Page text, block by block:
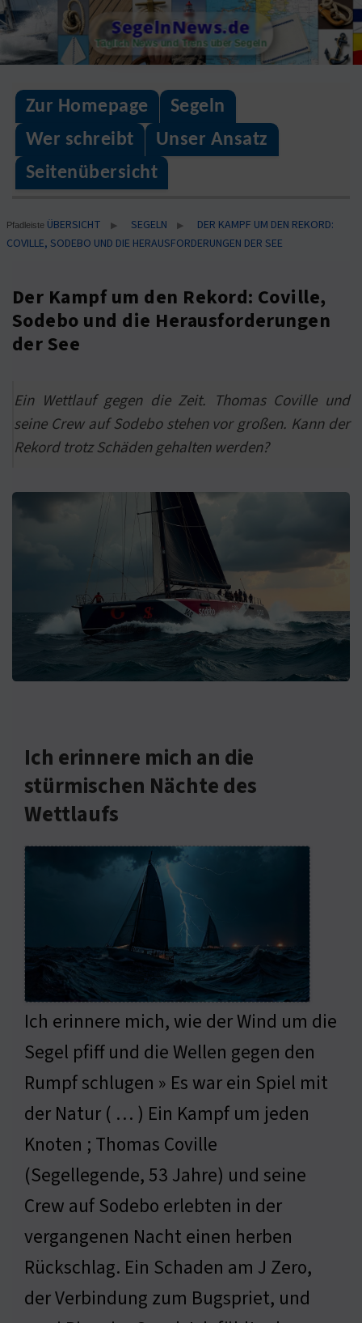
Skip
to
content
SegelnNews.de
Täglich News und Trens über Segeln
Zur Homepage
Segeln
Wer schreibt
Unser Ansatz
Seitenübersicht
Pfadleiste ÜBERSICHT ▶ SEGELN ▶
DER KAMPF UM DEN REKORD:
COVILLE, SODEBO UND DIE HERAUSFORDERUNGEN DER SEE
Der Kampf um den Rekord: Coville,
Sodebo und die Herausforderungen
der See
Ein Wettlauf gegen die Zeit. Thomas Coville und
seine Crew auf Sodebo stehen vor großen. Kann der
Rekord trotz Schäden gehalten werden?
Ich erinnere mich an die
stürmischen Nächte des
Wettlaufs
Ich erinnere mich, wie der Wind um die
Segel pfiff und die Wellen gegen den
Rumpf schlugen » Es war ein Spiel mit
der Natur ( … ) Ein Kampf um jeden
Knoten ; Thomas Coville
(Segellegende, 53 Jahre) und seine
Crew auf Sodebo erlebten in der
vergangenen Nacht einen herben
Rückschlag. Ein Schaden am J Zero,
der Verbindung zum Bugspriet, und